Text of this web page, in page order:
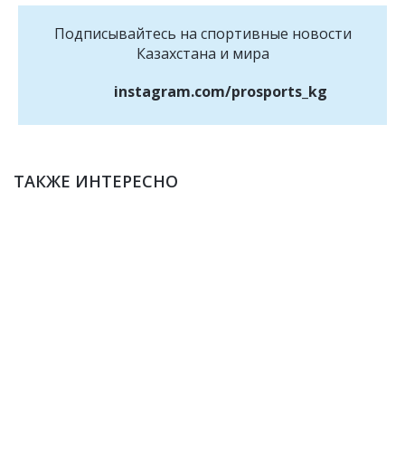
Подписывайтесь на cпортивные новости
Казахстана и мира
instagram.com/prosports_kg
ТАКЖЕ ИНТЕРЕСНО